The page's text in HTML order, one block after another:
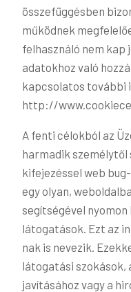
összefüggésben
működnek
felhasználó nem kap
adatokhoz való
kapcsolatos további
http://
A fenti célokból az
harmadik személytől
kifejezéssel web
egy olyan,
segítségével
látogatások. Ezt az
nak is nevezik.
látogatási szokások,
javításához vagy a